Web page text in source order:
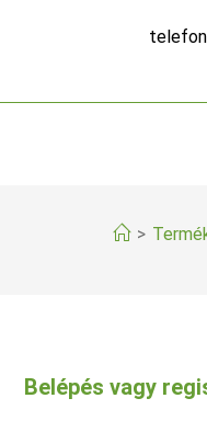
>
Belépés vagy